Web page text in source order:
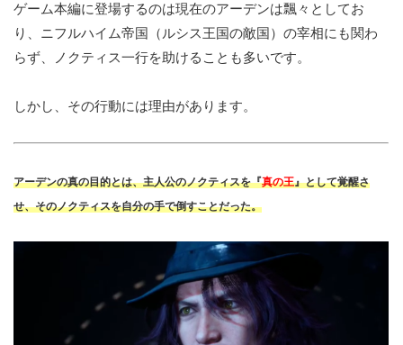
ゲーム本編に登場するのは現在のアーデンは飄々としてお
り、ニフルハイム帝国（ルシス王国の敵国）の宰相にも関わ
らず、ノクティス一行を助けることも多いです。
しかし、その行動には理由があります。
アーデンの真の目的とは、主人公のノクティスを『真の王』として覚醒さ
せ、そのノクティスを自分の手で倒すことだった。